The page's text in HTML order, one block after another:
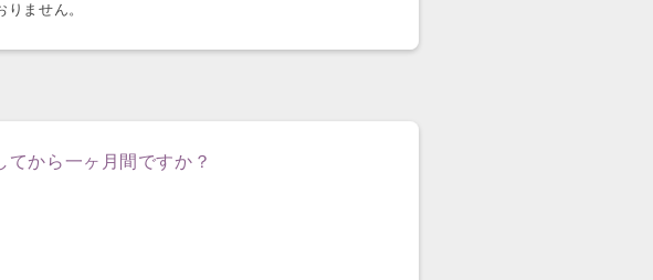
ません。
から一ヶ月間ですか？